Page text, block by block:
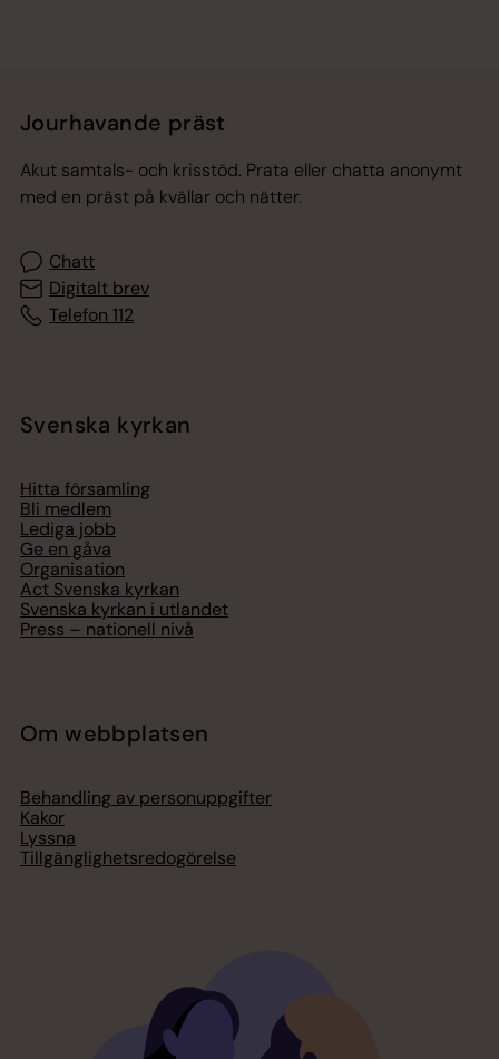
Jourhavande präst
Akut samtals- och krisstöd. Prata eller chatta anonymt
med en präst på kvällar och nätter.
Chatt
Digitalt brev
Telefon 112
Svenska kyrkan
Hitta församling
Bli medlem
Lediga jobb
Ge en gåva
Organisation
Act Svenska kyrkan
Svenska kyrkan i utlandet
Press – nationell nivå
Om webbplatsen
Behandling av personuppgifter
Kakor
Lyssna
Tillgänglighetsredogörelse